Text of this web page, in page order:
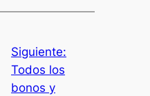
Siguiente:
Todos los
bonos y